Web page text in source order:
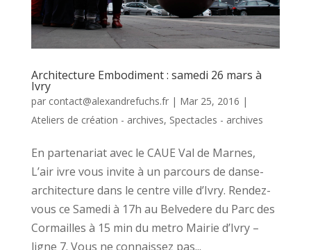
Architecture Embodiment : samedi 26 mars à
Ivry
par contact@alexandrefuchs.fr| Mar 25, 2016 |
Ateliers de création - archives, Spectacles - archives
En partenariat avec le CAUE Val de Marnes,
L’air ivre vous invite à un parcours de danse-
architecture dans le centre ville d’Ivry. Rendez-
vous ce Samedi à 17h au Belvedere du Parc des
Cormailles à 15 min du metro Mairie d’Ivry –
ligne 7. Vous ne connaissez pas...